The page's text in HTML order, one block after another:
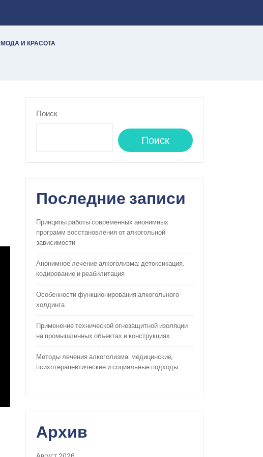
МОДА И КРАСОТА
Поиск
Поиск
Последние записи
Принципы работы современных анонимных
программ восстановления от алкогольной
зависимости
Анонимное лечение алкоголизма: детоксикация,
кодирование и реабилитация
Особенности функционирования алкогольного
холдинга
Применение технической огнезащитной изоляции
на промышленных объектах и конструкциях
Методы лечения алкоголизма: медицинские,
психотерапевтические и социальные подходы
Архив